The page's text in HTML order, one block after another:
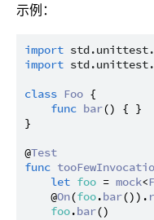
示例：
import
import
class Foo {
func bar() { }
}
@Test
func
let foo = mock<
    @
On(foo.bar()).
foo.bar()